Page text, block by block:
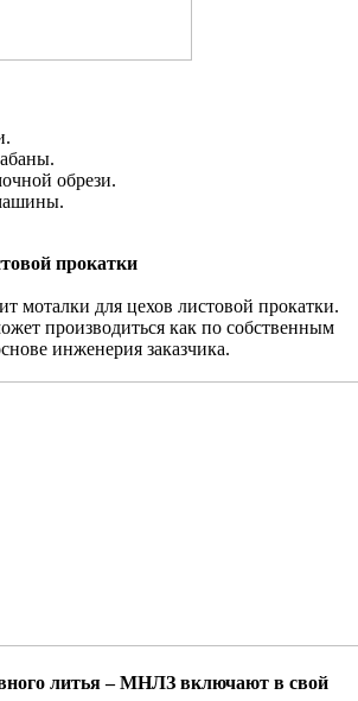
обрези.
прокатки
моталки для цехов листовой прокатки.
производиться как по собственным
инженерия заказчика.
литья – МНЛЗ включают в свой